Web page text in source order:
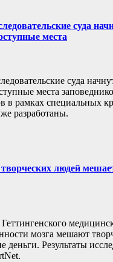
суда
места
суда
места
в рамках специальных
разработаны.
творческих людей
мозга мешают
деньги. Результаты